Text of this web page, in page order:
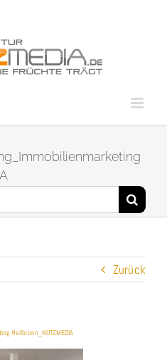
Zurück
Heilbronn_NUTZMEDIA